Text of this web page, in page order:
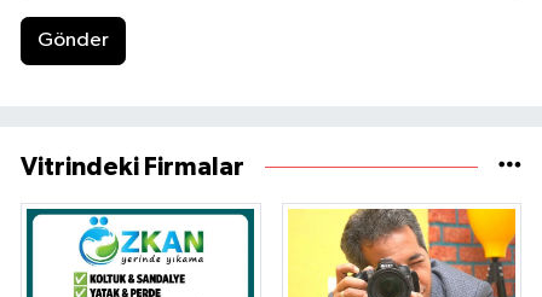
Gönder
Vitrindeki Firmalar